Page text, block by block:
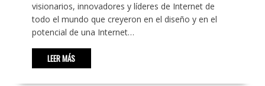
visionarios, innovadores y líderes de Internet de
todo el mundo que creyeron en el diseño y en el
potencial de una Internet…
LEER MÁS